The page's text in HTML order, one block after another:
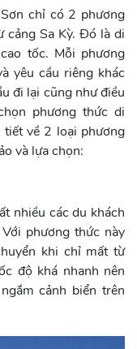
chỉ có 2 phương
cảng Sa Kỳ. Đó là di
tốc. Mỗi phương
yêu cầu riêng khác
đi lại cũng như điều
phương thức di
về 2 loại phương
và lựa chọn:
nhiều các du khách
phương thức này
khi chỉ mất từ
độ khá nhanh nên
cảnh biển trên